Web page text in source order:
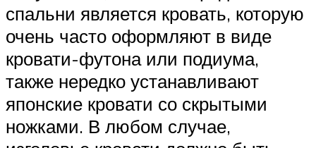
спальни является кровать, которую
очень часто оформляют в виде
кровати-футона или подиума,
также нередко устанавливают
японские кровати со скрытыми
ножками. В любом случае,